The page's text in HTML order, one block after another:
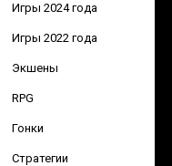
Игры 2024 года
Игры 2022 года
Экшены
RPG
Гонки
Стратегии